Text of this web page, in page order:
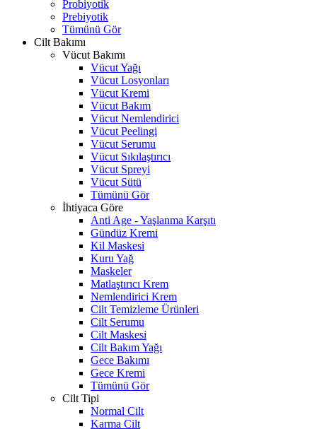
Probiyotik
Prebiyotik
Tümünü Gör
Cilt Bakımı
Vücut Bakımı
Vücut Yağı
Vücut Losyonları
Vücut Kremi
Vücut Bakım
Vücut Nemlendirici
Vücut Peelingi
Vücut Serumu
Vücut Sıkılaştırıcı
Vücut Spreyi
Vücut Sütü
Tümünü Gör
İhtiyaca Göre
Anti Age - Yaşlanma Karşıtı
Gündüz Kremi
Kil Maskesi
Kuru Yağ
Maskeler
Matlaştırıcı Krem
Nemlendirici Krem
Cilt Temizleme Ürünleri
Cilt Serumu
Cilt Maskesi
Cilt Bakım Yağı
Gece Bakımı
Gece Kremi
Tümünü Gör
Cilt Tipi
Normal Cilt
Karma Cilt